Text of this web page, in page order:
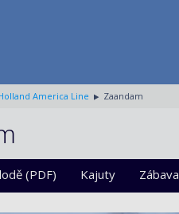
America Line Zaandam
(PDF) Kajuty Zábava